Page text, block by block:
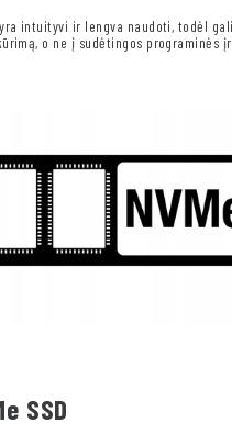
yra intuityvi ir lengva naudoti, todėl
o ne į sudėtingos programinės
SSD